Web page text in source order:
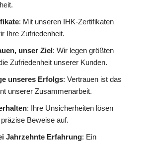
: Mit unseren IHK-Zertifikaten
Ihre Zufriedenheit.
unser Ziel: Wir legen größten
Zufriedenheit unserer Kunden.
unseres Erfolgs: Vertrauen ist das
unserer Zusammenarbeit.
: Ihre Unsicherheiten lösen
Beweise auf.
Jahrzehnte Erfahrung: Ein